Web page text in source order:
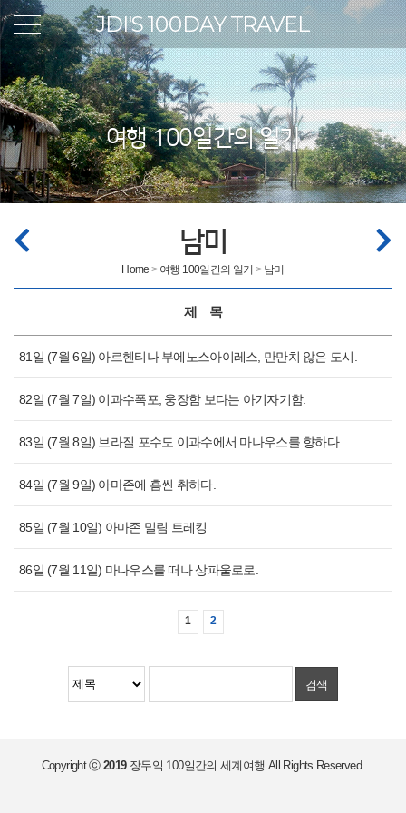
JDI′S100DAY TRAVEL
여행 100일간의 일기
남미
Home > 여행 100일간의 일기 > 남미
제 목
81일 (7월 6일) 아르헨티나 부에노스아이레스, 만만치 않은 도시.
82일 (7월 7일) 이과수폭포, 웅장함 보다는 아기자기함.
83일 (7월 8일) 브라질 포수도 이과수에서 마나우스를 향하다.
84일 (7월 9일) 아마존에 흠씬 취하다.
85일 (7월 10일) 아마존 밀림 트레킹
86일 (7월 11일) 마나우스를 떠나 상파울로로.
1 2
검색
Copyright ⓒ2019 장두익 100일간의 세계여행 All Rights Reserved.